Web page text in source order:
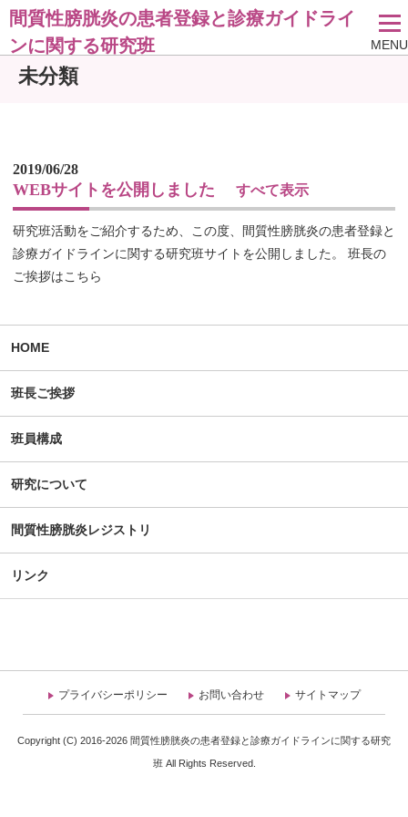
間質性膀胱炎の患者登録と診療ガイドライ
ンに関する研究班
MENU
未分類
2019/06/28
WEBサイトを公開しました すべて表示
研究班活動をご紹介するため、この度、間質性膀胱炎の患者登録と
診療ガイドラインに関する研究班サイトを公開しました。 班長の
ご挨拶はこちら
HOME
班長ご挨拶
班員構成
研究について
間質性膀胱炎レジストリ
リンク
プライバシーポリシー お問い合わせ サイトマップ
Copyright (C) 2016-2026 間質性膀胱炎の患者登録と診療ガイドラインに関する研究
班 All Rights Reserved.